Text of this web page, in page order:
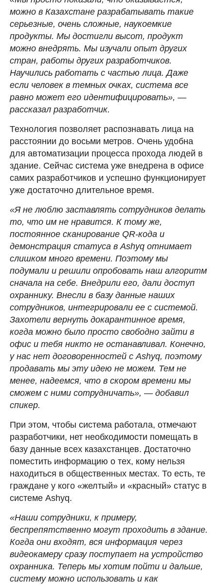
можно в Казахстане разрабатывать такие
серьезные, очень сложные, наукоемкие
продукты. Мы достигли высот, продукт
можно внедрять. Мы изучали опыт других
стран, работы других разработчиков.
Научились работать с частью лица. Даже
если человек в темных очках, система все
равно может его идентифицировать», —
рассказал разработчик.
Технология позволяет распознавать лица на
расстоянии до восьми метров. Очень удобна
для автоматизации процесса прохода людей в
здание. Сейчас система уже внедрена в офисе
самих разработчиков и успешно функционирует
уже достаточно длительное время.
«Я не люблю заставлять сотрудников делать
то, что им не нравится. К тому же,
постоянное сканирование QR-кода и
демонстрация статуса в Ashyq отнимает
слишком много времени. Поэтому мы
подумали и решили опробовать наш алгоритм
сначала на себе. Внедрили его, дали доступ
охраннику. Внесли в базу данные наших
сотрудников, интегрировали ее с системой.
Захотели вернуть докарантинное время,
когда можно было просто свободно зайти в
офис и тебя никто не останавливал. Конечно,
у нас нет договоренностей с Ashyq, поэтому
продавать мы эту идею не можем. Тем не
менее, надеемся, что в скором времени мы
сможем с ними сотрудничать», — добавил
спикер.
При этом, чтобы система работала, отмечают
разработчики, нет необходимости помещать в
базу данные всех казахстанцев. Достаточно
поместить информацию о тех, кому нельзя
находиться в общественных местах. То есть, те
граждане у кого «желтый» и «красный» статус в
системе Ashyq.
«Наши сотрудники, к примеру,
беспрепятственно могут проходить в здание.
Когда они входят, вся информация через
видеокамеру сразу поступает на устройство
охранника. Теперь мы хотим пойти и дальше,
систему можно использовать и как